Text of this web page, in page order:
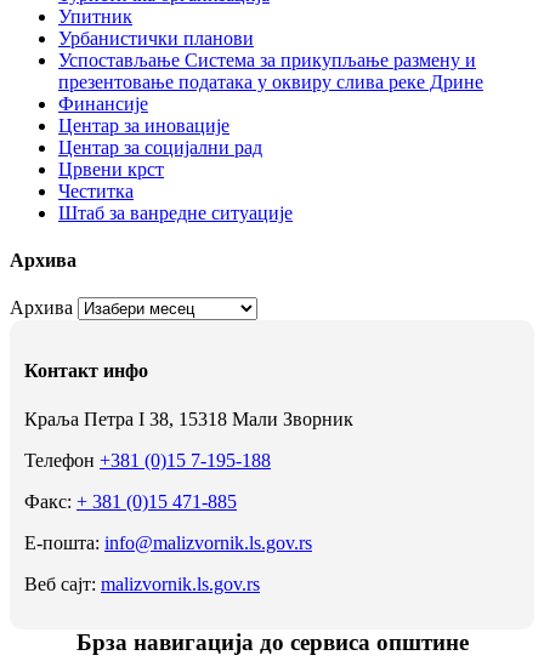
Упитник
Урбанистички планови
Успостављање Система за прикупљање размену и
презентовање података у оквиру слива реке Дрине
Финансије
Центар за иновације
Центар за социјални рад
Црвени крст
Честитка
Штаб за ванредне ситуације
Архива
Архива
Контакт инфо
Краља Петра I 38, 15318 Мали Зворник
Телефон +381 (0)15 7-195-188
Факс: + 381 (0)15 471-885
Е-пошта: info@malizvornik.ls.gov.rs
Веб сајт: malizvornik.ls.gov.rs
Брза навигација до сервиса општине